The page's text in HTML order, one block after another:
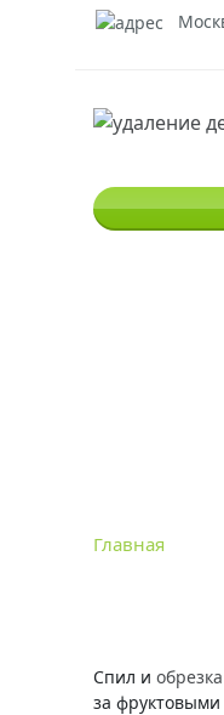
Главная
Спил и
за